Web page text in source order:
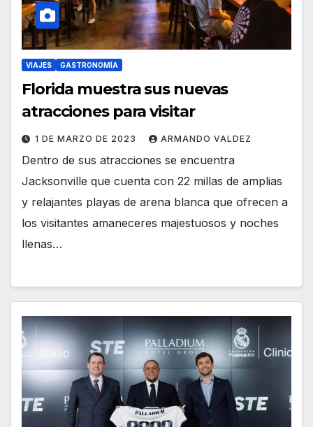
VIAJES GASTRONOMÍA
Florida muestra sus nuevas
atracciones para visitar
1 DE MARZO DE 2023 ARMANDO VALDEZ
Dentro de sus atracciones se encuentra
Jacksonville que cuenta con 22 millas de amplias
y relajantes playas de arena blanca que ofrecen a
los visitantes amaneceres majestuosos y noches
llenas…